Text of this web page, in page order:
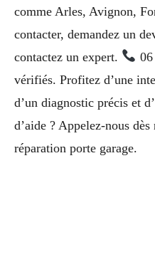
comme Arles, Avignon,
contacter, demandez un
contactez un expert.
vérifiés. Profitez d’une
d’un diagnostic précis et
d’aide ? Appelez-nous
réparation porte garage.